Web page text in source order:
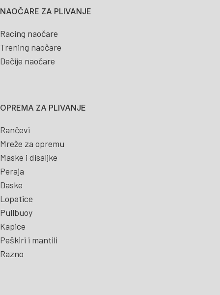
NAOČARE ZA PLIVANJE
Racing naočare
Trening naočare
Dečije naočare
OPREMA ZA PLIVANJE
Rančevi
Mreže za opremu
Maske i disaljke
Peraja
Daske
Lopatice
Pullbuoy
Kapice
Peškiri i mantili
Razno